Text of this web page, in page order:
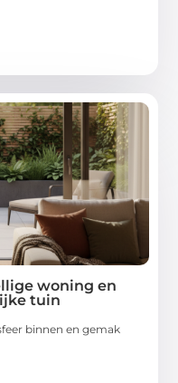
woning en
tuin
binnen en gemak